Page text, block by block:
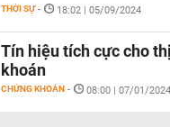
THỜI SỰ - 18:02 | 05/09/2024
Tín hiệu tích cực cho
khoán
CHỨNG KHOÁN - 08:00 | 07/01/2024